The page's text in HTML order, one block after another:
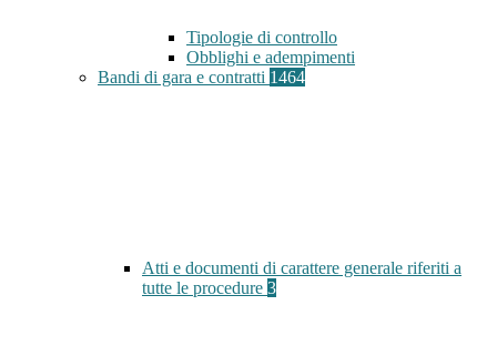
Tipologie di controllo
Obblighi e adempimenti
Bandi di gara e contratti 1464
Atti e documenti di carattere generale riferiti a
tutte le procedure 3